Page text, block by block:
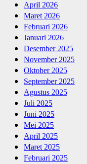
April 2026
Maret 2026
Februari 2026
Januari 2026
Desember 2025
November 2025
Oktober 2025
September 2025
Agustus 2025
Juli 2025
Juni 2025
Mei 2025
April 2025
Maret 2025
Februari 2025